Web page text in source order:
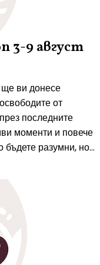
3-9 август
ви донесе
от
последните
моменти и повече
разумни, но...